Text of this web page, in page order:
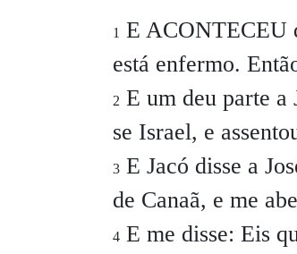
1 E ACONTECEU
está enfermo.
2 E um deu parte a
se Israel, e
3 E Jacó disse a
de Canaã, e me
4 E me disse: Eis